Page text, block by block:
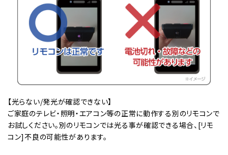
【光らない/発光が確認できない】
ご家庭のテレビ・照明・エアコン等の正常に動作する別のリモコンで
お試しください。別のリモコンでは光る事が確認できる場合、[リモ
コン]不良の可能性があります。